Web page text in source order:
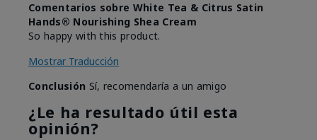
Comentarios sobre White Tea & Citrus Satin
Hands® Nourishing Shea Cream
So happy with this product.
Mostrar Traducción
Conclusión Sí, recomendaría a un amigo
¿Le ha resultado útil esta
opinión?